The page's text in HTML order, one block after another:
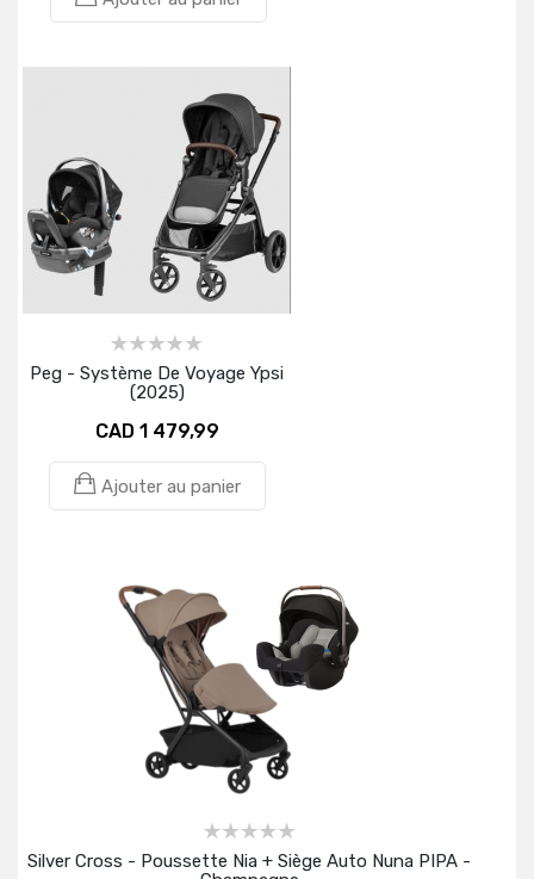
Peg - Système De Voyage Ypsi
(2025)
CAD 1 479,99
Ajouter au panier
Silver Cross - Poussette Nia + Siège Auto Nuna PIPA -